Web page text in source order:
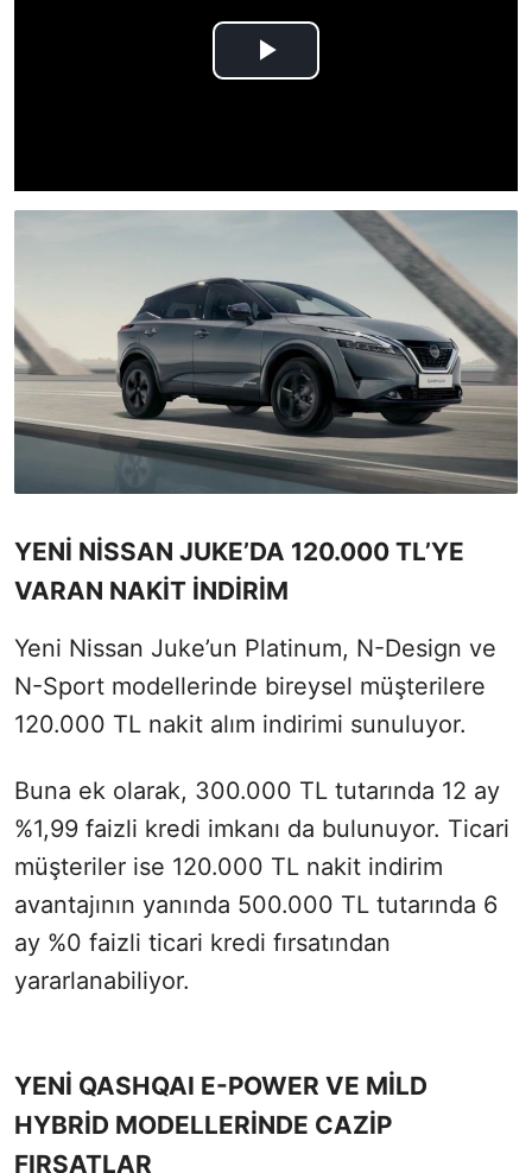
YENİ NİSSAN JUKE’DA 120.000 TL’YE
VARAN NAKİT İNDİRİM
Yeni Nissan Juke’un Platinum, N-Design ve
N-Sport modellerinde bireysel müşterilere
120.000 TL nakit alım indirimi sunuluyor.
Buna ek olarak, 300.000 TL tutarında 12 ay
%1,99 faizli kredi imkanı da bulunuyor. Ticari
müşteriler ise 120.000 TL nakit indirim
avantajının yanında 500.000 TL tutarında 6
ay %0 faizli ticari kredi fırsatından
yararlanabiliyor.
YENİ QASHQAI E-POWER VE MİLD
HYBRİD MODELLERİNDE CAZİP
FIRSATLAR